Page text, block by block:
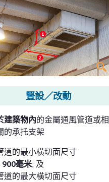
豎設／改動
建築物內的金屬通風管道或相
的承托支架
道的最小橫切面尺寸
900毫米; 及
道的最大橫切面尺寸